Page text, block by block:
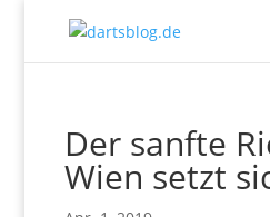
Der sanfte
Wien setzt